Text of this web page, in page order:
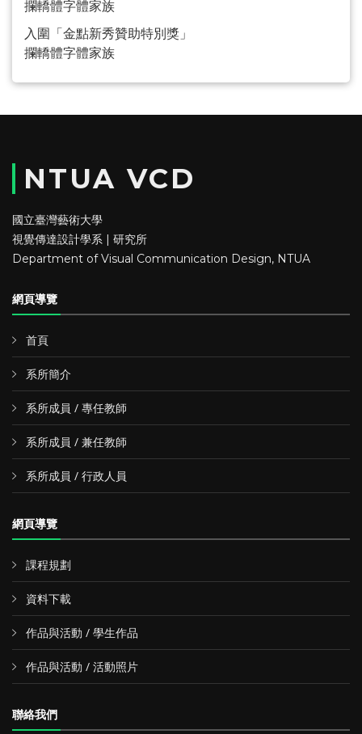
攔轎體字體家族
入圍「金點新秀贊助特別獎」
攔轎體字體家族
NTUA VCD
國立臺灣藝術大學
視覺傳達設計學系 | 研究所
Department of Visual Communication Design, NTUA
網頁導覽
首頁
系所簡介
系所成員 / 專任教師
系所成員 / 兼任教師
系所成員 / 行政人員
網頁導覽
課程規劃
資料下載
作品與活動 / 學生作品
作品與活動 / 活動照片
聯絡我們